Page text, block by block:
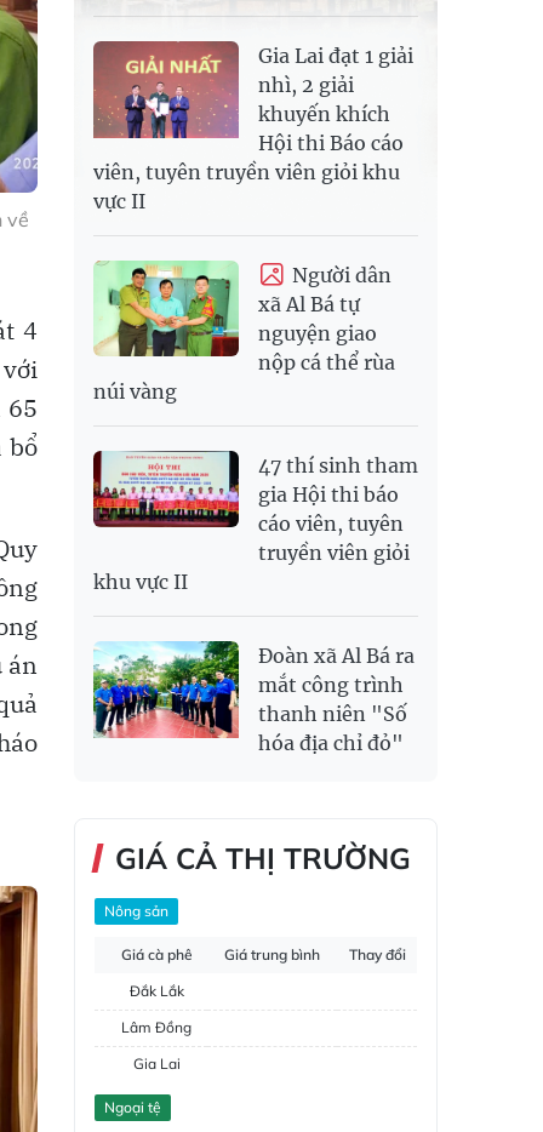
về
4
65
bổ
án
Gia Lai đạt 1 giải
nhì, 2 giải
khuyến khích
Hội thi Báo cáo
viên, tuyên truyền viên giỏi khu
vực II
Người dân
xã Al Bá tự
nguyện giao
nộp cá thể rùa
núi vàng
47 thí sinh tham
gia Hội thi báo
cáo viên, tuyên
truyền viên giỏi
khu vực II
Đoàn xã Al Bá ra
mắt công trình
thanh niên "Số
hóa địa chỉ đỏ"
GIÁ CẢ THỊ TRƯỜNG
Nông sản
Giá cà phê Giá trung bình
Thay đổi
Đắk Lắk
Lâm Đồng
Gia Lai
Đắk Nông
Ngoại tệ